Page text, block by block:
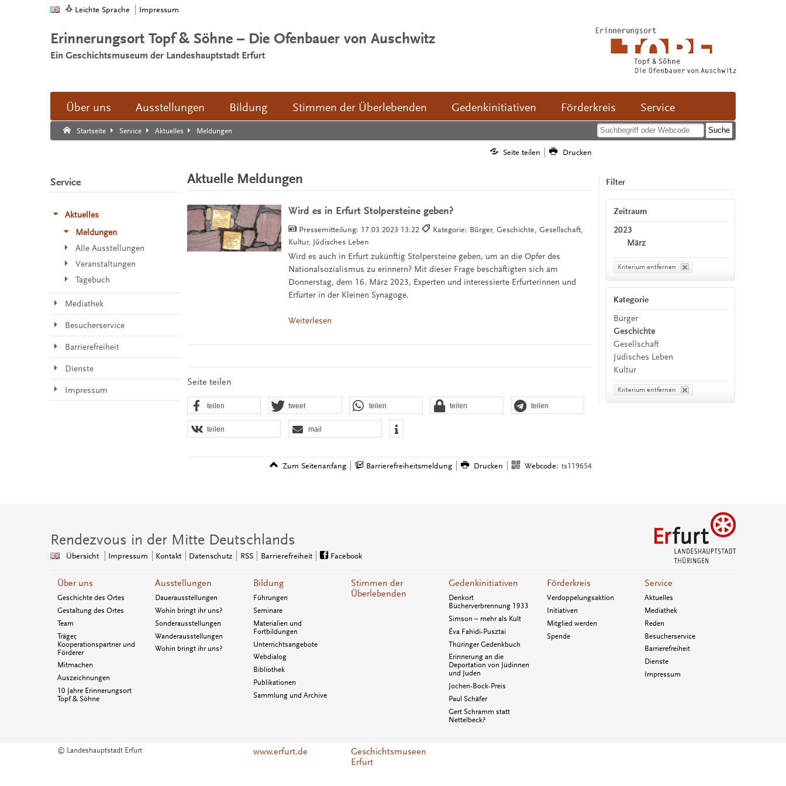
Leichte Sprache Impressum
Erinnerungsort Topf & Söhne – Die Ofenbauer von Auschwitz
Ein Geschichtsmuseum der Landeshauptstadt Erfurt
Über uns Ausstellungen Bildung Stimmen der Überlebenden Gedenkinitiativen Förderkreis Service
Startseite Service Aktuelles Meldungen
Suche:
Suche Ende.
Seite teilen Drucken
Aktuelle Meldungen
Wird es in Erfurt Stolpersteine geben?
Pressemitteilung: 17.03.2023 13:22
Kategorie: Bürger, Geschichte, Gesellschaft,
Kultur, Jüdisches Leben
Wird es auch in Erfurt zukünftig Stolpersteine geben, um an die Opfer des
Nationalsozialismus zu erinnern? Mit dieser Frage beschäftigten sich am
Donnerstag, dem 16. März 2023, Experten und interessierte Erfurterinnen und
Erfurter in der Kleinen Synagoge.
Weiterlesen
Seite teilen
teilen tweet teilen teilen teilen
teilen mail
Zum Seitenanfang Barrierefreiheitsmeldung Drucken Webcode: ts119654
Filter
Zeitraum
2023
März
Kriterium entfernen
Kategorie
Bürger
Geschichte
Gesellschaft
Jüdisches Leben
Kultur
Kriterium entfernen
Service
Aktuelles
Meldungen
Alle Ausstellungen
Veranstaltungen
Tagebuch
Mediathek
Besucherservice
Barrierefreiheit
Dienste
Impressum
Rendezvous in der Mitte Deutschlands
Übersicht Impressum Kontakt Datenschutz RSS Barrierefreiheit Facebook
Über uns
Geschichte des Ortes
Gestaltung des Ortes
Team
Träger,
Kooperationspartner und
Förderer
Mitmachen
Auszeichnungen
10 Jahre Erinnerungsort
Topf & Söhne
Ausstellungen
Dauerausstellungen
Wohin bringt ihr uns?
Sonderausstellungen
Wanderausstellungen
Wohin bringt ihr uns?
Bildung
Führungen
Seminare
Materialien und
Fortbildungen
Unterrichtsangebote
Webdialog
Bibliothek
Publikationen
Sammlung und Archive
Stimmen der
Überlebenden
Gedenkinitiativen
Denkort
Bücherverbrennung 1933
Simson – mehr als Kult
Éva Fahidi-Pusztai
Thüringer Gedenkbuch
Erinnerung an die
Deportation von Jüdinnen
und Juden
Jochen-Bock-Preis
Paul Schäfer
Gert Schramm statt
Nettelbeck?
Förderkreis
Verdoppelungsaktion
Initiativen
Mitglied werden
Spende
Service
Aktuelles
Mediathek
Reden
Besucherservice
Barrierefreiheit
Dienste
Impressum
© Landeshauptstadt Erfurt www.erfurt.de
Geschichtsmuseen
Erfurt